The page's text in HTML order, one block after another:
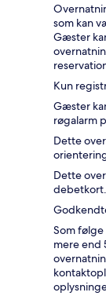
som kan
Gæster
Kun
Gæster
røgalarm
Dette
Dette
Som
mere end